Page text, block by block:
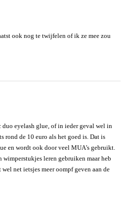
ook nog te twijfelen of ik ze mee zou
eyelash glue, of in ieder geval wel in
rond de 10 euro als het goed is. Dat is
en wordt ook door veel MUA’s gebruikt.
wimperstukjes leren gebruiken maar heb
net ietsjes meer oompf geven aan de